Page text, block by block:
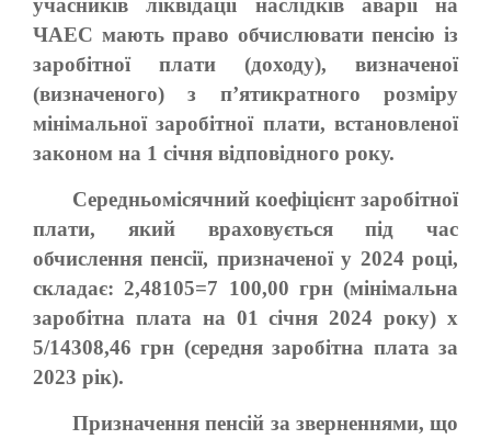
учасників ліквідації наслідків аварії на
ЧАЕС мають право обчислювати пенсію із
заробітної плати (доходу), визначеної
(визначеного) з п’ятикратного розміру
мінімальної заробітної плати, встановленої
законом на 1 січня відповідного року.
Середньомісячний коефіцієнт заробітної
плати, який враховується під час
обчислення пенсії, призначеної у 2024 році,
складає: 2,48105=7 100,00 грн (мінімальна
заробітна плата на 01 січня 2024 року) х
5/14308,46 грн (середня заробітна плата за
2023 рік).
Призначення пенсій за зверненнями, що